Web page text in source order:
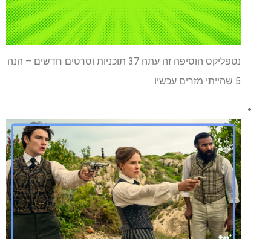
נטפליקס הוסיפה זה עתה 37 תוכניות וסרטים חדשים – הנה
5 שהייתי מזרים עכשיו